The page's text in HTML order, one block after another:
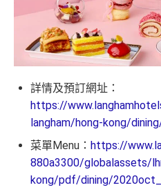
有金融產品和服務均以他們作
網站為產品資訊的最更新版本
基於客觀分析，因此就算獲第
不會特別註明。Disclaimer: At
may be different than what
cial institution, service
or any discrepancy in product
he financial institution’s
on. All financial products and
ut warranty. Additionally, this
❎缺點
獎賞錢有效期於簽賬後最
查看更多信用卡詳情及分析
詳情及預訂網址：
https://
langham/hong-kong/
菜單Menu： https://
880a3300/globalassets/
kong/pdf/dining/